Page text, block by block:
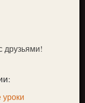
друзьями!